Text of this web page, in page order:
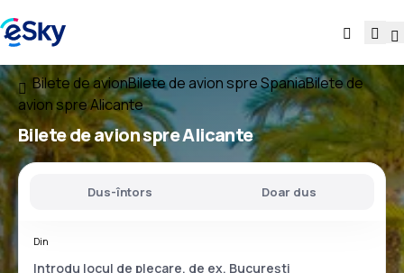
Bilete de avionBilete de avion spre SpaniaBilete de
avion spre Alicante
Bilete de avion spre Alicante
Dus-întors Doar dus
Din